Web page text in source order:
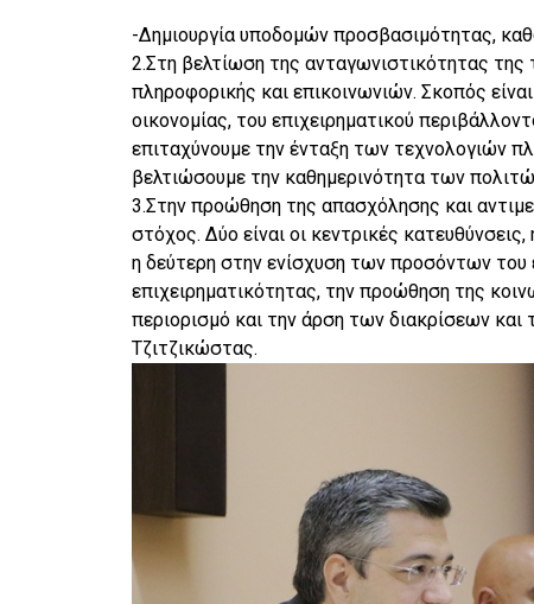
-Δημιουργία υποδομών προσβασιμότητας,
2.Στη βελτίωση της ανταγωνιστικότητας της
πληροφορικής και επικοινωνιών. Σκοπός
οικονομίας, του επιχειρηματικού
επιταχύνουμε την ένταξη των τεχνολογιών
βελτιώσουμε την καθημερινότητα των
3.Στην προώθηση της απασχόλησης και
στόχος. Δύο είναι οι κεντρικές
η δεύτερη στην ενίσχυση των προσόντων του
επιχειρηματικότητας, την προώθηση της
περιορισμό και την άρση των διακρίσεων
Τζιτζικώστας.